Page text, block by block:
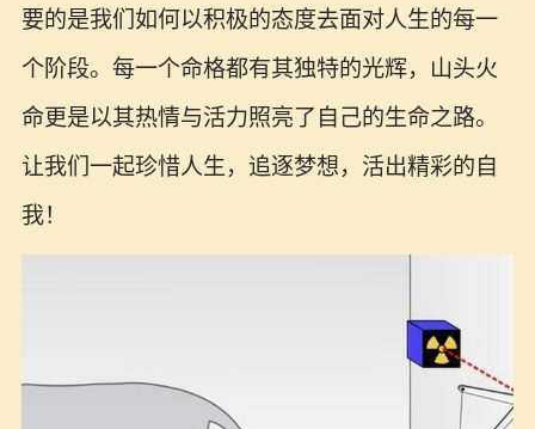
要的是我们如何以积极的态度去面对人生的每一
个阶段。每一个命格都有其独特的光辉，山头火
命更是以其热情与活力照亮了自己的生命之路。
让我们一起珍惜人生，追逐梦想，活出精彩的自
我！